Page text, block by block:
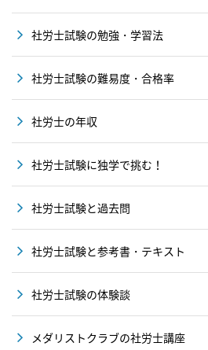
社労士試験の勉強・学習法
社労士試験の難易度・合格率
社労士の年収
社労士試験に独学で挑む！
社労士試験と過去問
社労士試験と参考書・テキスト
社労士試験の体験談
メダリストクラブの社労士講座